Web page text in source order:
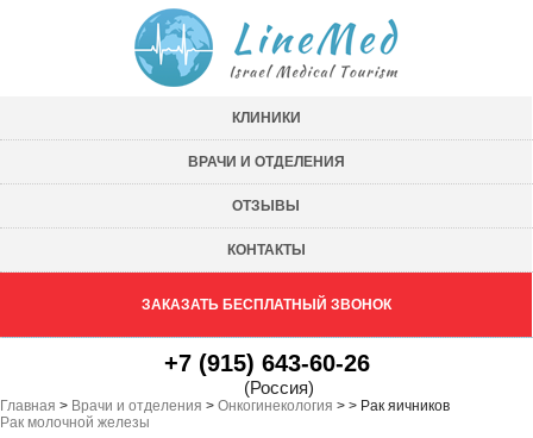
КЛИНИКИ
ВРАЧИ И ОТДЕЛЕНИЯ
ОТЗЫВЫ
КОНТАКТЫ
ЗАКАЗАТЬ БЕСПЛАТНЫЙ ЗВОНОК
+7 (915) 643-60-26
(Россия)
Главная > Врачи и отделения > Онкогинекология >
Рак молочной железы
> Рак яичников